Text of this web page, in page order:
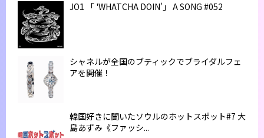
JO1 「 'WHATCHA DOIN'」 A SONG #052
シャネルが全国のブティックでブライダルフェ
アを開催！
韓国好きに聞いたソウルのホットスポット#7 大
島あずみ《ファッシ...